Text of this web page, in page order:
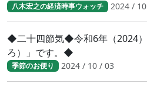
八木宏之の経済時事ウォッチ 2024 /
◆二十四節気◆令和6年（2024
ろ）」です。◆
季節のお便り 2024 / 10 / 03